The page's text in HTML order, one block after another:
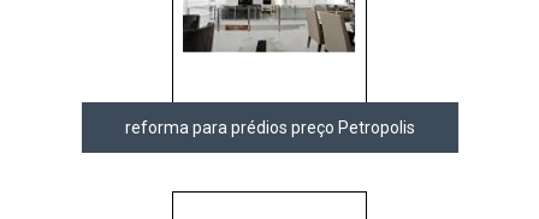
reforma para prédios preço Petropolis